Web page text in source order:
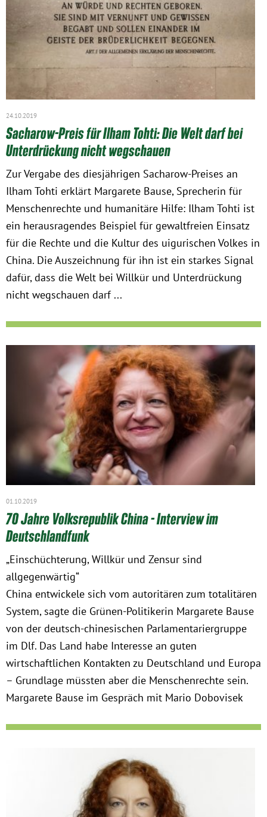
24.10.2019
Sacharow-Preis für Ilham Tohti: Die Welt darf bei
Unterdrückung nicht wegschauen
Zur Vergabe des diesjährigen Sacharow-Preises an
Ilham Tohti erklärt Margarete Bause, Sprecherin für
Menschenrechte und humanitäre Hilfe: Ilham Tohti ist
ein herausragendes Beispiel für gewaltfreien Einsatz
für die Rechte und die Kultur des uigurischen Volkes in
China. Die Auszeichnung für ihn ist ein starkes Signal
dafür, dass die Welt bei Willkür und Unterdrückung
nicht wegschauen darf ...
01.10.2019
70 Jahre Volksrepublik China - Interview im
Deutschlandfunk
„Einschüchterung, Willkür und Zensur sind
allgegenwärtig“
China entwickele sich vom autoritären zum totalitären
System, sagte die Grünen-Politikerin Margarete Bause
von der deutsch-chinesischen Parlamentariergruppe
im Dlf. Das Land habe Interesse an guten
wirtschaftlichen Kontakten zu Deutschland und Europa
– Grundlage müssten aber die Menschenrechte sein.
Margarete Bause im Gespräch mit Mario Dobovisek